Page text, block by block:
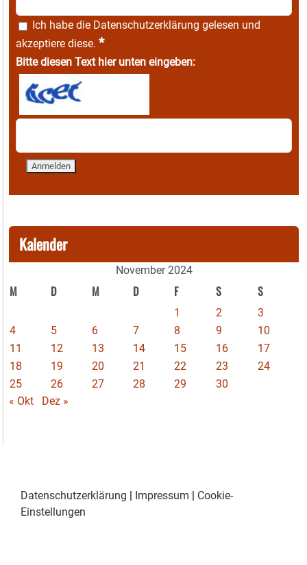
Ich habe die Datenschutzerklärung gelesen und
akzeptiere diese. *
Bitte diesen Text hier unten eingeben:
Kalender
November 2024
M D M D F S S
1 2
3
4
5 6 7 8 9
10
11
12 13 14 15 16
17
18
19 20 21 22 23
24
25
26 27 28 29
30
« Okt
Dez »
Datenschutzerklärung Impressum
Cookie-
Einstellungen